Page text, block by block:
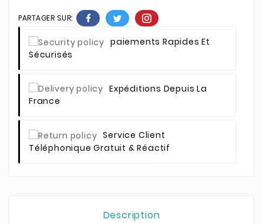
PARTAGER SUR:
Paiements Rapides Et
Sécurisés
Expéditions Depuis La
France
Service Client
Téléphonique Gratuit & Réactif
Description